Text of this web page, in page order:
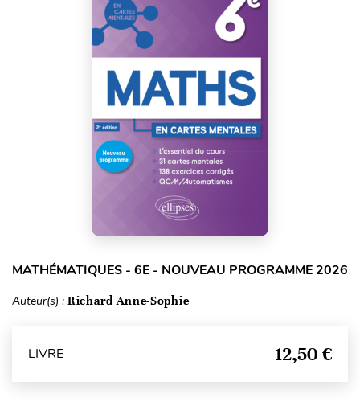
MATHÉMATIQUES - 6E - NOUVEAU PROGRAMME 2026
Auteur(s) : Richard Anne-Sophie
LIVRE 12,50 €